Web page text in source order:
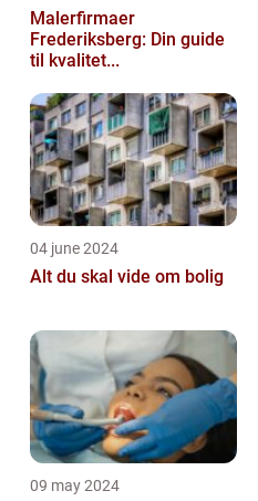
Malerfirmaer
Frederiksberg: Din guide
til kvalitet...
04 june 2024
Alt du skal vide om bolig
09 may 2024